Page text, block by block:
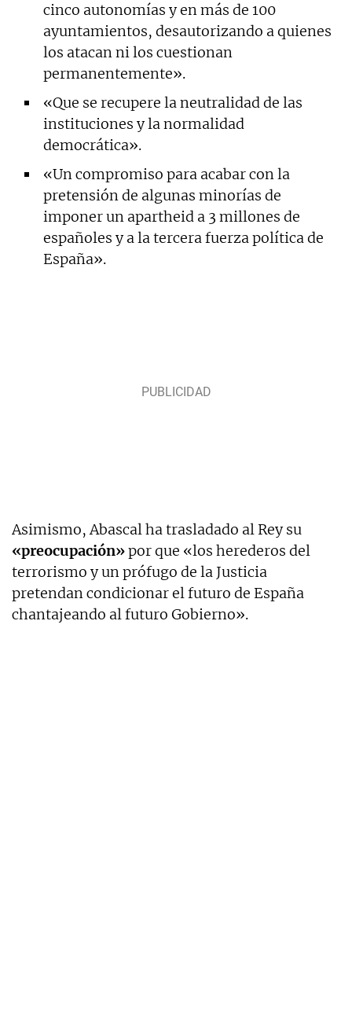
cinco autonomías y en más de 100
ayuntamientos, desautorizando a quienes
los atacan ni los cuestionan
permanentemente».
«Que se recupere la neutralidad de las
instituciones y la normalidad
democrática».
«Un compromiso para acabar con la
pretensión de algunas minorías de
imponer un apartheid a 3 millones de
españoles y a la tercera fuerza política de
España».
Asimismo, Abascal ha trasladado al Rey su
«preocupación»por que «los herederos del
terrorismo y un prófugo de la Justicia
pretendan condicionar el futuro de España
chantajeando al futuro Gobierno».